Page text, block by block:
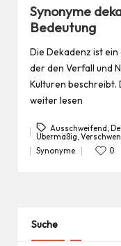
Synonyme
Bedeutung
Die Dekadenz ist
der den Verfall und
Kulturen beschreibt.
weiter lesen
Tags:
Ausschweifend ,
Übermäßig,
Posted
Synonyme 0
Suche